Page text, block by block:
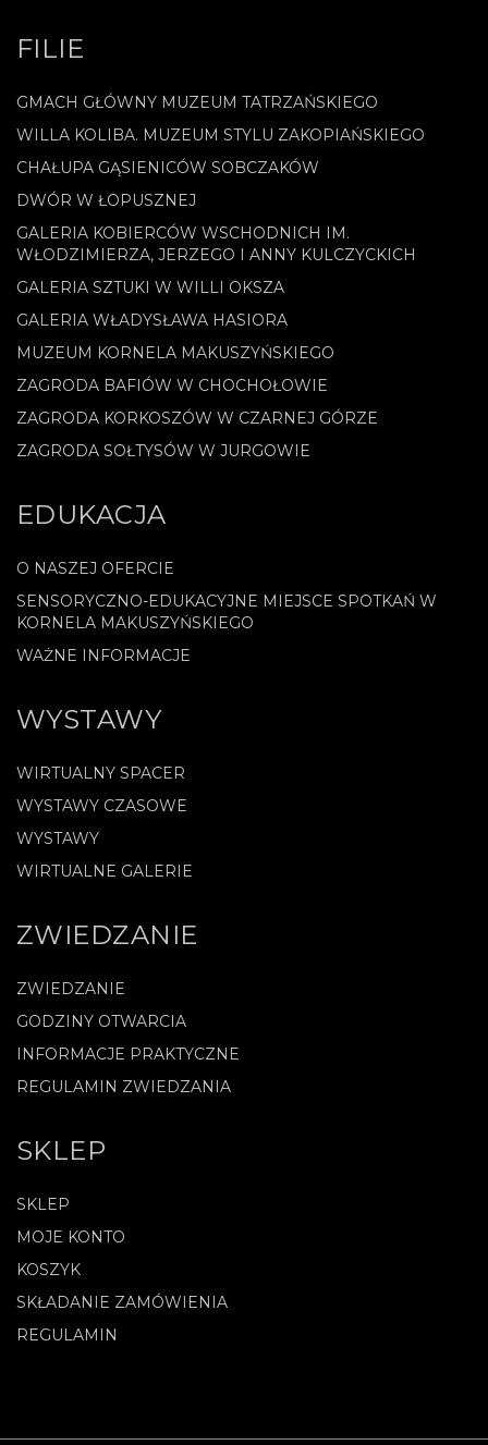
FILIE
GMACH GŁÓWNY MUZEUM TATRZAŃSKIEGO
WILLA KOLIBA. MUZEUM STYLU ZAKOPIAŃSKIEGO
CHAŁUPA GĄSIENICÓW SOBCZAKÓW
DWÓR W ŁOPUSZNEJ
GALERIA KOBIERCÓW WSCHODNICH IM.
WŁODZIMIERZA, JERZEGO I ANNY KULCZYCKICH
GALERIA SZTUKI W WILLI OKSZA
GALERIA WŁADYSŁAWA HASIORA
MUZEUM KORNELA MAKUSZYŃSKIEGO
ZAGRODA BAFIÓW W CHOCHOŁOWIE
ZAGRODA KORKOSZÓW W CZARNEJ GÓRZE
ZAGRODA SOŁTYSÓW W JURGOWIE
EDUKACJA
O NASZEJ OFERCIE
SENSORYCZNO-EDUKACYJNE MIEJSCE SPOTKAŃ W
KORNELA MAKUSZYŃSKIEGO
WAŻNE INFORMACJE
WYSTAWY
WIRTUALNY SPACER
WYSTAWY CZASOWE
WYSTAWY
WIRTUALNE GALERIE
ZWIEDZANIE
ZWIEDZANIE
GODZINY OTWARCIA
INFORMACJE PRAKTYCZNE
REGULAMIN ZWIEDZANIA
SKLEP
SKLEP
MOJE KONTO
KOSZYK
SKŁADANIE ZAMÓWIENIA
REGULAMIN